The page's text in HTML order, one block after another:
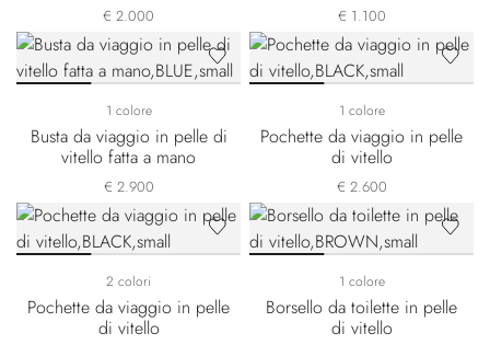
€ 2.000 € 1.100
1 colore
Busta da viaggio in pelle di
vitello fatta a mano
€ 2.900
1 colore
Pochette da viaggio in pelle
di vitello
€ 2.600
2 colori
Pochette da viaggio in pelle
di vitello
1 colore
Borsello da toilette in pelle
di vitello